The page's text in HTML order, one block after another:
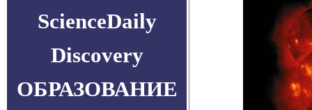
ScienceDaily
Discovery
ОБРАЗОВАНИЕ